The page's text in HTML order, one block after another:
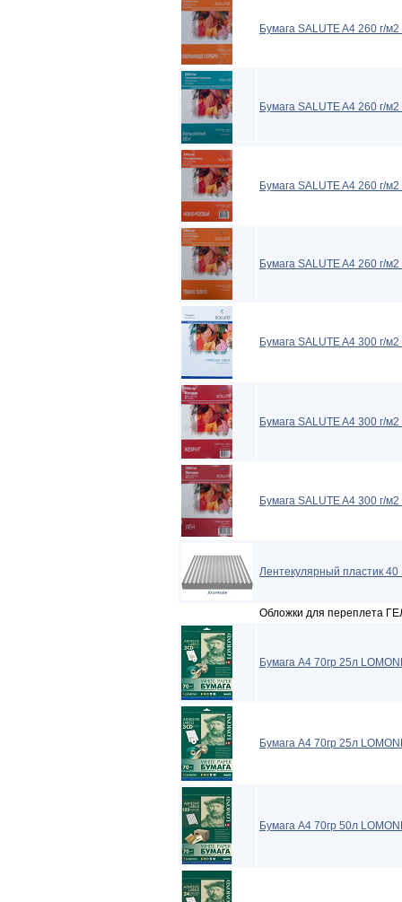
Бумага SALUTE A4 260 г/
Бумага SALUTE A4 260 г/
Бумага SALUTE A4 260 г/
Бумага SALUTE A4 260 г/
Бумага SALUTE A4 300 г/
Бумага SALUTE A4 300 г/
Бумага SALUTE A4 300 г/
Лентекулярный пластик
Обложки для переплета
Бумага A4 70гр 25л
Бумага A4 70гр 25л
Бумага A4 70гр 50л